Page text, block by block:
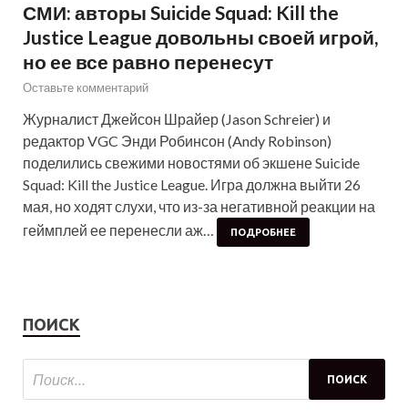
СМИ: авторы Suicide Squad: Kill the
Justice League довольны своей игрой,
но ее все равно перенесут
Оставьте комментарий
Журналист Джейсон Шрайер (Jason Schreier) и
редактор VGC Энди Робинсон (Andy Robinson)
поделились свежими новостями об экшене Suicide
Squad: Kill the Justice League. Игра должна выйти 26
мая, но ходят слухи, что из-за негативной реакции на
геймплей ее перенесли аж…
ПОДРОБНЕЕ
ПОИСК